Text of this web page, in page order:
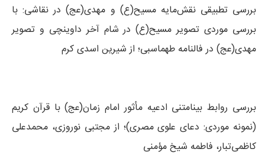
بررسی تطبیقی نقش‌مایه مسیح(ع) و مهدی(عج) در نقاشی: با
بررسی موردی تصویر مسیح(ع) در شام آخر داوینچی و تصویر
مهدی(عج) در فالنامه طهماسبی؛ از شیرین اسدی کرم
بررسی روابط بینامتنی ادعیه مأثور امام زمان(عج) با قرآن کریم
(نمونه موردی: دعای علوی مصری)؛ از مجتبی نوروزی، محمدعلی
کاظمی‌تبار، فاطمه شیخ مؤمنی